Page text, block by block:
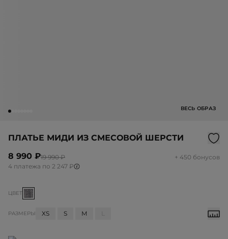
ВЕСЬ ОБРАЗ
ПЛАТЬЕ МИДИ ИЗ СМЕСОВОЙ ШЕРСТИ
8 990 ₽19 990 ₽
+ 450 бонусов
4 платежа по 2 247 ₽
ЦВЕТ
РАЗМЕРЫ XS S M